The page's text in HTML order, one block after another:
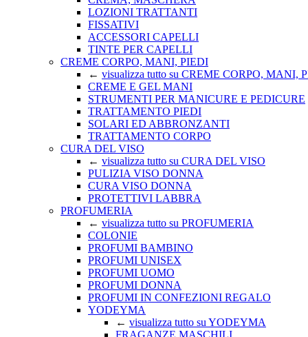
LOZIONI TRATTANTI
FISSATIVI
ACCESSORI CAPELLI
TINTE PER CAPELLI
CREME CORPO, MANI, PIEDI
← visualizza tutto su CREME CORPO, MANI,
CREME E GEL MANI
STRUMENTI PER MANICURE E PEDICURE
TRATTAMENTO PIEDI
SOLARI ED ABBRONZANTI
TRATTAMENTO CORPO
CURA DEL VISO
← visualizza tutto su CURA DEL VISO
PULIZIA VISO DONNA
CURA VISO DONNA
PROTETTIVI LABBRA
PROFUMERIA
← visualizza tutto su PROFUMERIA
COLONIE
PROFUMI BAMBINO
PROFUMI UNISEX
PROFUMI UOMO
PROFUMI DONNA
PROFUMI IN CONFEZIONI REGALO
YODEYMA
← visualizza tutto su YODEYMA
FRAGANZE MASCHILI